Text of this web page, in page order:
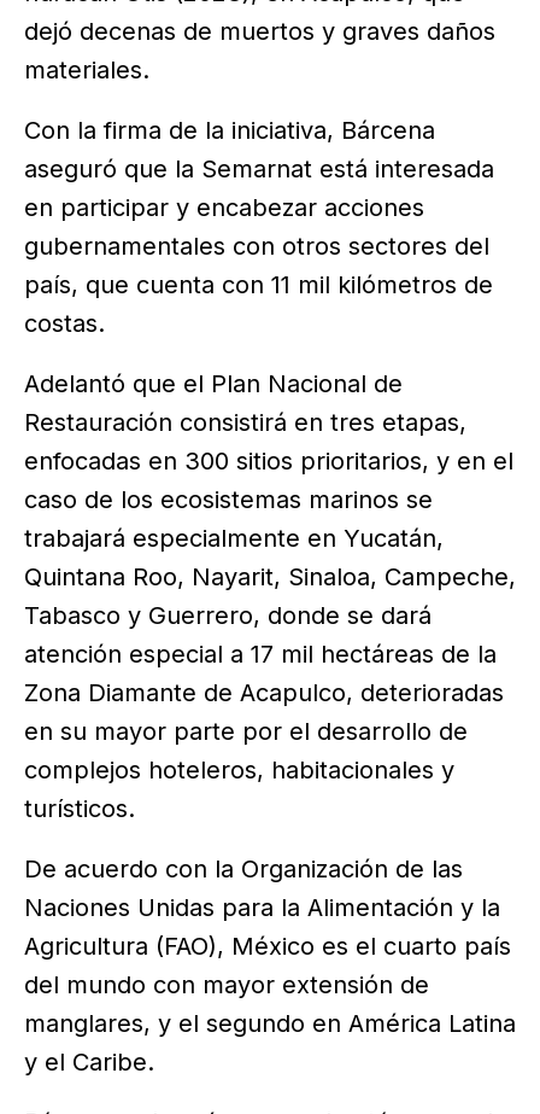
dejó decenas de muertos y graves daños
materiales.
Con la firma de la iniciativa, Bárcena
aseguró que la Semarnat está interesada
en participar y encabezar acciones
gubernamentales con otros sectores del
país, que cuenta con 11 mil kilómetros de
costas.
Adelantó que el Plan Nacional de
Restauración consistirá en tres etapas,
enfocadas en 300 sitios prioritarios, y en el
caso de los ecosistemas marinos se
trabajará especialmente en Yucatán,
Quintana Roo, Nayarit, Sinaloa, Campeche,
Tabasco y Guerrero, donde se dará
atención especial a 17 mil hectáreas de la
Zona Diamante de Acapulco, deterioradas
en su mayor parte por el desarrollo de
complejos hoteleros, habitacionales y
turísticos.
De acuerdo con la Organización de las
Naciones Unidas para la Alimentación y la
Agricultura (FAO), México es el cuarto país
del mundo con mayor extensión de
manglares, y el segundo en América Latina
y el Caribe.